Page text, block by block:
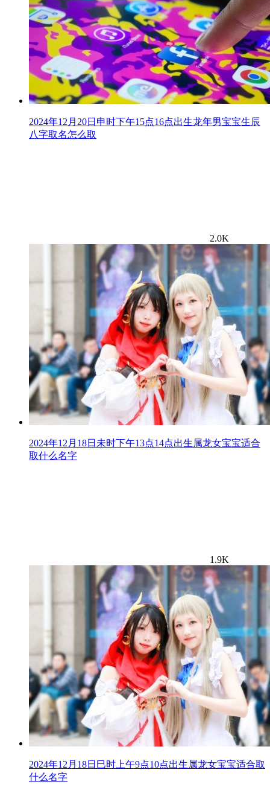
2024年12月20日申时下午15点16点出生龙年男宝宝生辰
八字取名怎么取
2.0K
2024年12月18日未时下午13点14点出生属龙女宝宝适合
取什么名字
1.9K
2024年12月18日巳时上午9点10点出生属龙女宝宝适合取
什么名字